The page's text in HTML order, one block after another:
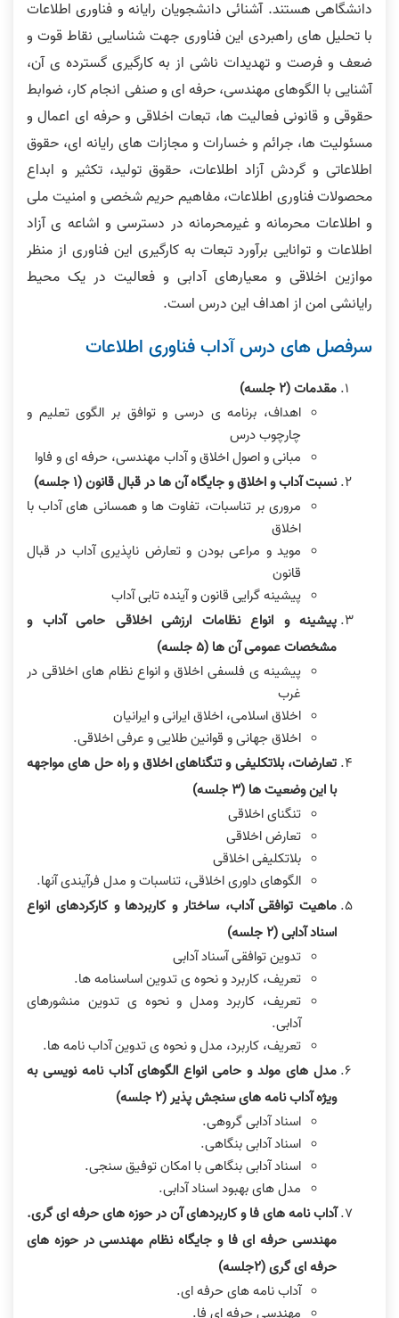
دانشگاهی هستند. آشنائی دانشجویان رایانه و فناوری اطلاعات
با تحلیل های راهبردی این فناوری جهت شناسایی نقاط قوت و
ضعف و فرصت و تهدیدات ناشی از به کارگیری گسترده ی آن،
آشنایی با الگوهای مهندسی، حرفه ای و صنفی انجام کار، ضوابط
حقوقی و قانونی فعالیت ها، تبعات اخلاقی و حرفه ای اعمال و
مسئولیت ها، جرائم و خسارات و مجازات های رایانه ای، حقوق
اطلاعاتی و گردش آزاد اطلاعات، حقوق تولید، تکثیر و ابداع
محصولات فناوری اطلاعات، مفاهیم حریم شخصی و امنیت ملی
و اطلاعات محرمانه و غیرمحرمانه در دسترسی و اشاعه ی آزاد
اطلاعات و توانایی برآورد تبعات به کارگیری این فناوری از منظر
موازین اخلاقی و معیارهای آدابی و فعالیت در یک محیط
رایانشی امن از اهداف این درس است.
سرفصل های درس آداب فناوری اطلاعات
مقدمات (٢ جلسه)
اهداف، برنامه ی درسی و توافق بر الگوی تعلیم و
چارچوب درس
مبانی و اصول اخلاق و آداب مهندسی، حرفه ای و فاوا
نسبت آداب و اخلاق و جایگاه آن ها در قبال قانون (١ جلسه)
مروری بر تناسبات، تفاوت ها و همسانی های آداب با
اخلاق
موید و مراعی بودن و تعارض ناپذیری آداب در قبال
قانون
پیشینه گرایی قانون و آینده تابی آداب
پیشینه و انواع نظامات ارزشی اخلاقی حامی آداب و
مشخصات عمومی آن ها (۵ جلسه)
پیشینه ی فلسفی اخلاق و انواع نظام های اخلاقی در
غرب
اخلاق اسلامی، اخلاق ایرانی و ایرانیان
اخلاق جهانی و قوانین طلایی و عرفی اخلاقی.
تعارضات، بلاتکلیفی و تنگناهای اخلاق و راه حل های مواجهه
با این وضعیت ها (٣ جلسه)
تنگنای اخلاقی
تعارض اخلاقی
بلاتکلیفی اخلاقی
الگوهای داوری اخلاقی، تناسبات و مدل فرآیندی آنها.
ماهیت توافقی آداب، ساختار و کاربردها و کارکردهای انواع
اسناد آدابی (٢ جلسه)
تدوین توافقی آسناد آدابی
تعریف، کاربرد و نحوه ی تدوین اساسنامه ها.
تعریف، کاربرد ومدل و نحوه ی تدوین منشورهای
آدابی.
تعریف، کاربرد، مدل و نحوه ی تدوین آداب نامه ها.
مدل های مولد و حامی انواع الگوهای آداب نامه نویسی به
ویژه آداب نامه های سنجش پذیر (٢ جلسه)
اسناد آدابی گروهی.
اسناد آدابی بنگاهی.
اسناد آدابی بنگاهی با امکان توفیق سنجی.
مدل های بهبود اسناد آدابی.
آداب نامه های فا و کاربردهای آن در حوزه های حرفه ای گری.
مهندسی حرفه ای فا و جایگاه نظام مهندسی در حوزه های
حرفه ای گری (٢جلسه)
آداب نامه های حرفه ای.
مهندسی حرفه ای فا.